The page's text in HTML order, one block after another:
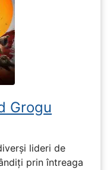
Grogu
lideri de
prin întreaga